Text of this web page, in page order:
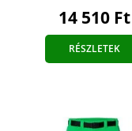
14 510 Ft
RÉSZLETEK